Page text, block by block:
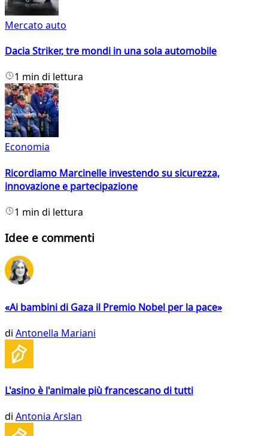
Mercato auto
Dacia Striker, tre mondi in una sola automobile
1 min di lettura
Economia
Ricordiamo Marcinelle investendo su sicurezza,
innovazione e partecipazione
1 min di lettura
Idee e commenti
«Ai bambini di Gaza il Premio Nobel per la pace»
di Antonella Mariani
L'asino è l'animale più francescano di tutti
di Antonia Arslan